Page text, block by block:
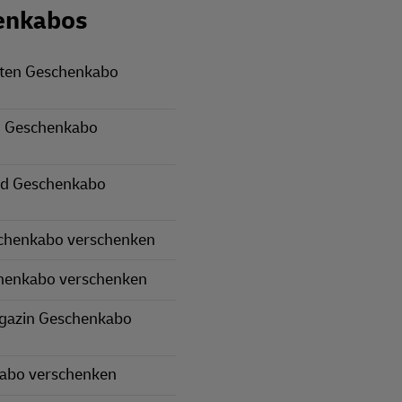
Geschenkabo
Geschenkabo
verschenken
verschenken
Geschenkabo
verschenken